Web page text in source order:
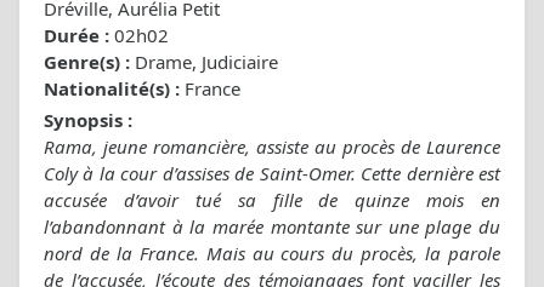
Dréville, Aurélia Petit
Durée : 02h02
Genre(s) : Drame, Judiciaire
Nationalité(s) : France
Synopsis :
Rama, jeune romancière, assiste au procès de Laurence
Coly à la cour d’assises de Saint-Omer. Cette dernière est
accusée d’avoir tué sa fille de quinze mois en
l’abandonnant à la marée montante sur une plage du
nord de la France. Mais au cours du procès, la parole
de l’accusée, l’écoute des témoignages font vaciller les